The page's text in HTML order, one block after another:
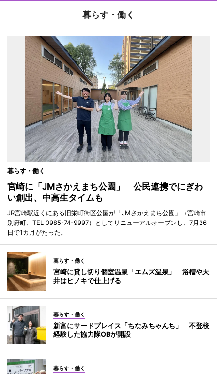
暮らす・働く
暮らす・働く
宮崎に「JMさかえまち公園」 公民連携でにぎわ
い創出、中高生タイムも
JR宮崎駅近くにある旧栄町街区公園が「JMさかえまち公園」（宮崎市
別府町、TEL 0985-74-9997）としてリニューアルオープンし、7月26
日で1カ月がたった。
暮らす・働く
宮崎に貸し切り個室温泉「エムズ温泉」 浴槽や天
井はヒノキで仕上げる
暮らす・働く
新富にサードプレイス「ちなみちゃんち」 不登校
経験した協力隊OBが開設
暮らす・働く